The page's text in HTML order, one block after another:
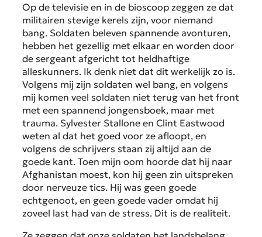
Op de televisie en in de bioscoop zeggen ze dat
militairen stevige kerels zijn, voor niemand
bang. Soldaten beleven spannende avonturen,
hebben het gezellig met elkaar en worden door
de sergeant afgericht tot heldhaftige
alleskunners. Ik denk niet dat dit werkelijk zo is.
Volgens mij zijn soldaten wel bang, en volgens
mij komen veel soldaten niet terug van het front
met een spannend jongensboek, maar met
trauma. Sylvester Stallone en Clint Eastwood
weten al dat het goed voor ze afloopt, en
volgens de schrijvers staan zij altijd aan de
goede kant. Toen mijn oom hoorde dat hij naar
Afghanistan moest, kon hij geen zin uitspreken
door nerveuze tics. Hij was geen goede
echtgenoot, en geen goede vader omdat hij
zoveel last had van de stress. Dit is de realiteit.